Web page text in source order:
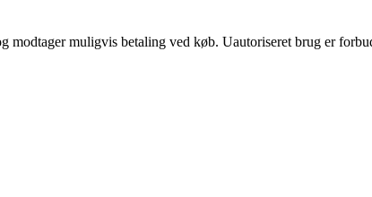
modtager muligvis betaling ved køb. Uautoriseret brug er